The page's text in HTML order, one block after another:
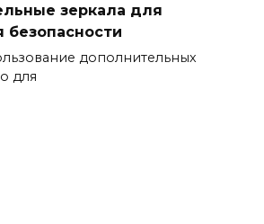
зеркала для
безопасности
дополнительных
для